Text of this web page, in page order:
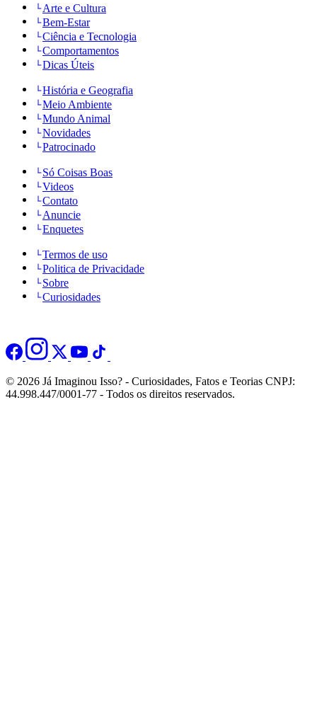
Arte e Cultura
Bem-Estar
Ciência e Tecnologia
Comportamentos
Dicas Úteis
História e Geografia
Meio Ambiente
Mundo Animal
Novidades
Patrocinado
Só Coisas Boas
Videos
Contato
Anuncie
Enquetes
Termos de uso
Politica de Privacidade
Sobre
Curiosidades
© 2026 Já Imaginou Isso? - Curiosidades, Fatos e Teorias CNPJ:
44.998.447/0001-77 - Todos os direitos reservados.